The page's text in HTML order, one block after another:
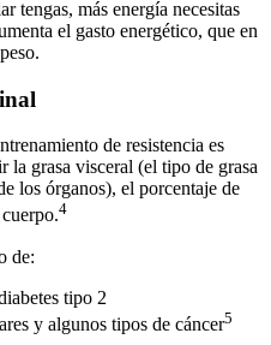
tengas, más energía necesitas
el gasto energético, que en
de resistencia es
la grasa visceral (el tipo de grasa
los órganos), el porcentaje de
4
de:
tipo 2
y algunos tipos de cáncer5